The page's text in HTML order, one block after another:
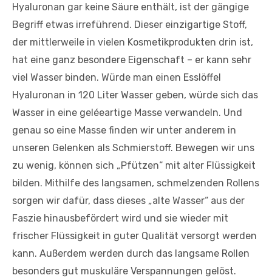
Hyaluronan gar keine Säure enthält, ist der gängige
Begriff etwas irreführend. Dieser einzigartige Stoff,
der mittlerweile in vielen Kosmetikprodukten drin ist,
hat eine ganz besondere Eigenschaft – er kann sehr
viel Wasser binden. Würde man einen Esslöffel
Hyaluronan in 120 Liter Wasser geben, würde sich das
Wasser in eine geléeartige Masse verwandeln. Und
genau so eine Masse finden wir unter anderem in
unseren Gelenken als Schmierstoff. Bewegen wir uns
zu wenig, können sich „Pfützen“ mit alter Flüssigkeit
bilden. Mithilfe des langsamen, schmelzenden Rollens
sorgen wir dafür, dass dieses „alte Wasser“ aus der
Faszie hinausbefördert wird und sie wieder mit
frischer Flüssigkeit in guter Qualität versorgt werden
kann. Außerdem werden durch das langsame Rollen
besonders gut muskuläre Verspannungen gelöst.